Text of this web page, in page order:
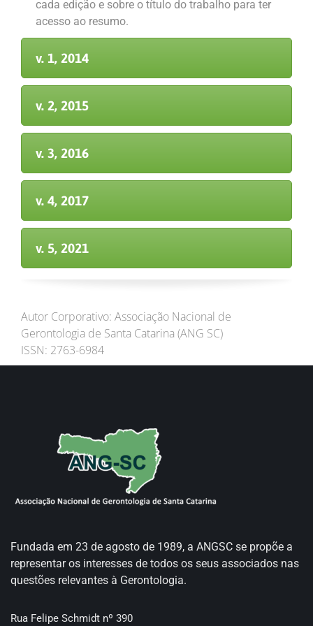
cada edição e sobre o título do trabalho para ter
acesso ao resumo.
v. 1, 2014
v. 2, 2015
v. 3, 2016
v. 4, 2017
v. 5, 2021
Autor Corporativo: Associação Nacional de
Gerontologia de Santa Catarina (ANG SC)
ISSN: 2763-6984
Fundada em 23 de agosto de 1989, a ANGSC se propõe a
representar os interesses de todos os seus associados nas
questões relevantes à Gerontologia.
Rua Felipe Schmidt nº 390